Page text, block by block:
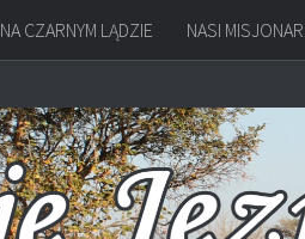
NA CZARNYM LĄDZIE NASI